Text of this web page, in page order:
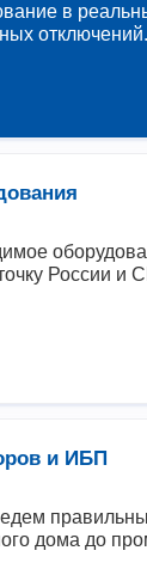
России и
и ИБП
дома до
в
отключений.